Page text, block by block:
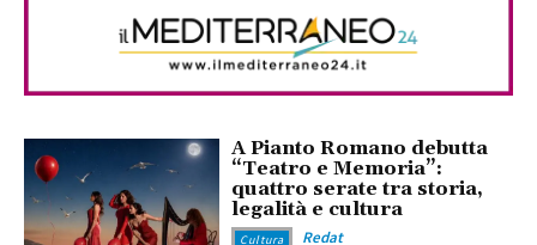
A Pianto Romano debutta
“Teatro e Memoria”:
quattro serate tra storia,
legalità e cultura
Cultura Redat